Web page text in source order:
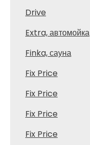
Drive
Extra, автомойка
Finka, сауна
Fix Price
Fix Price
Fix Price
Fix Price